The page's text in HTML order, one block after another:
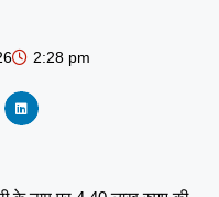
2:28 pm